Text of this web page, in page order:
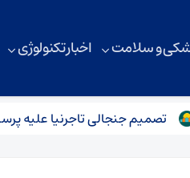
و سلامت اخبار تکنولوژی
جنجالی تاجرنیا علیه